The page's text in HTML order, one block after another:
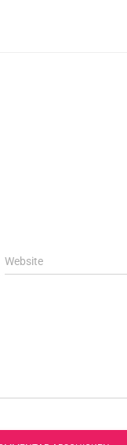
Website